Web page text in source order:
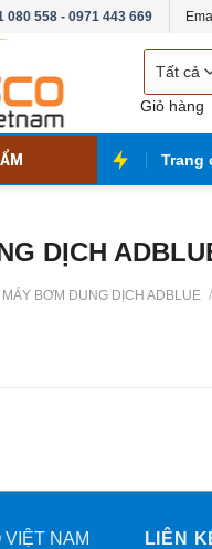
080 558 - 0971 443 669
danh
mục
Giỏ hàng
Trang
DỊCH
MÁY BƠM DUNG DỊCH ADBLUE /
NAM
LIÊN